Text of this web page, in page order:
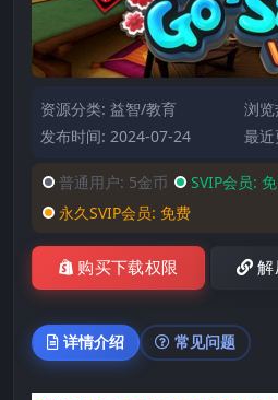
资源分类: 益智/教育
浏
发布时间: 2024-07-24
最
普通用户: 5金币 SVIP会员:
永久SVIP会员: 免费
购买下载权限 解
详情介绍 常见问题